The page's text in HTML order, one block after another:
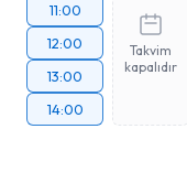
11:00
12:00
13:00
14:00
Takvim
kapalıdır